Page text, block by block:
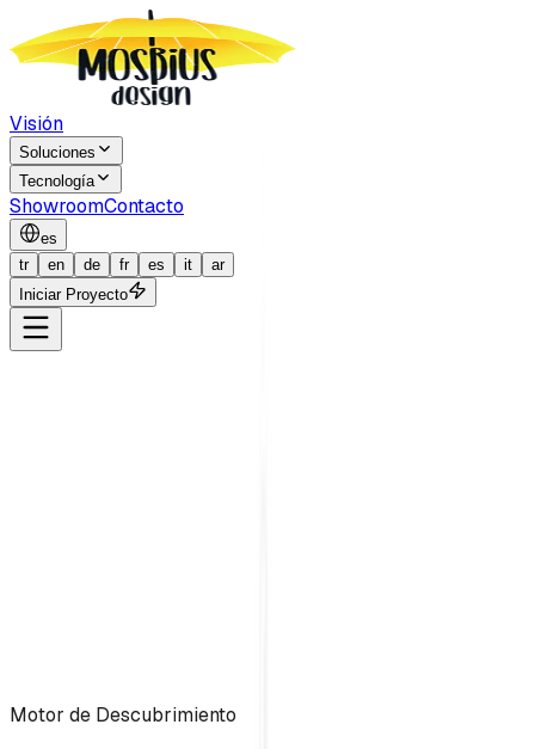
Visión
Soluciones
Tecnología
ShowroomContacto
es
tr
en de fr es it
ar
Iniciar Proyecto
Arquitectura RSC
Motor de Descubrimiento